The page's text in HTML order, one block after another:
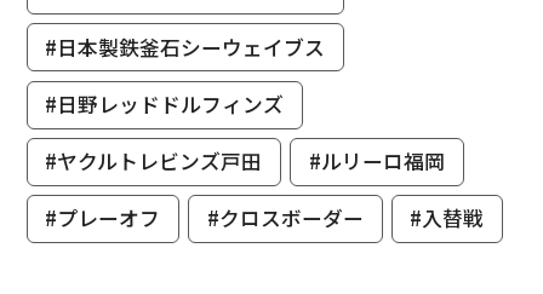
#日本製鉄釜石シーウェイブス
#日野レッドドルフィンズ
#ヤクルトレビンズ戸田
#ルリーロ福岡
#プレーオフ
#クロスボーダー #入替戦